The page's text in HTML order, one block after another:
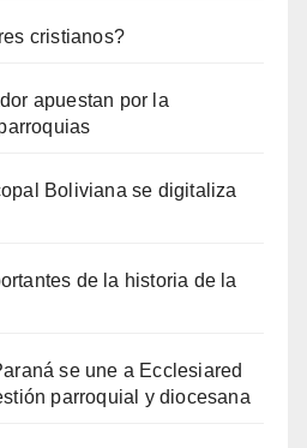
cristianos?
apuestan por la
Boliviana se digitaliza
de la historia de la
se une a Ecclesiared
parroquial y diocesana